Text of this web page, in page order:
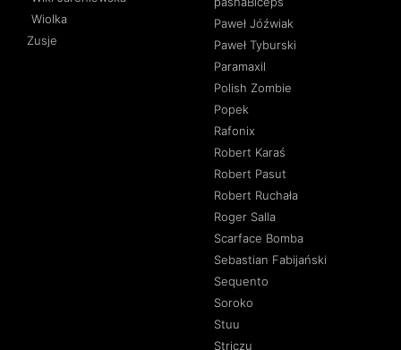
Wiolka
Zusje
Paweł Jóźwiak
Paweł Tyburski
Paramaxil
Polish Zombie
Popek
Rafonix
Robert Karaś
Robert Pasut
Robert Ruchała
Roger Salla
Scarface Bomba
Sebastian Fabijański
Sequento
Soroko
Stuu
Striczu